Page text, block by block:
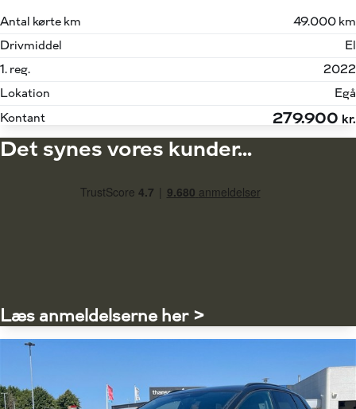
Antal kørte km
49.000 km
Drivmiddel
El
1. reg.
2022
Lokation
Egå
Kontant
279.900 kr.
Det synes vores kunder...
Læs anmeldelserne her >